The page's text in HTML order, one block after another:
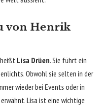
von Henrik
Lisa Drüen. Sie führt ein
Obwohl sie selten in der
wieder bei Events oder in
Lisa ist eine wichtige